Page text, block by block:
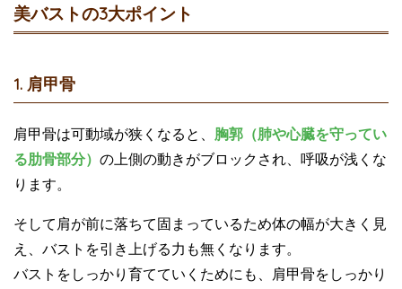
美バストの3大ポイント
1. 肩甲骨
肩甲骨は可動域が狭くなると、 胸郭（肺や心臓を守ってい
る肋骨部分） の上側の動きがブロックされ、呼吸が浅くな
ります。
そして肩が前に落ちて固まっているため体の幅が大きく見
え、バストを引き上げる力も無くなります。
バストをしっかり育てていくためにも、肩甲骨をしっかり